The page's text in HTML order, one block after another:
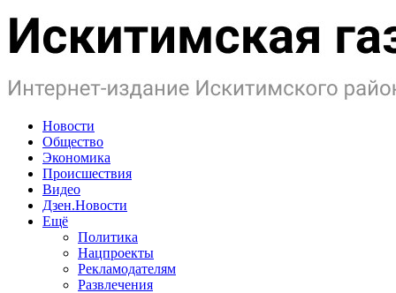
Новости
Общество
Экономика
Происшествия
Видео
Дзен.Новости
Ещё
Политика
Нацпроекты
Рекламодателям
Развлечения